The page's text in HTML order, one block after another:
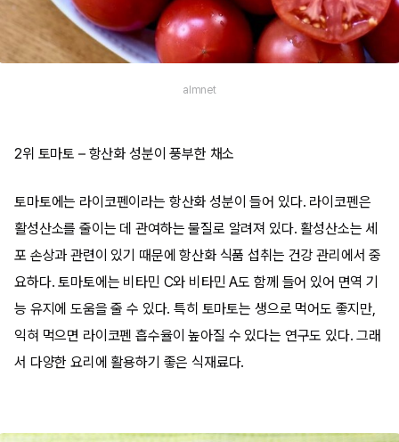
almnet
2위 토마토 – 항산화 성분이 풍부한 채소
토마토에는 라이코펜이라는 항산화 성분이 들어 있다. 라이코펜은
활성산소를 줄이는 데 관여하는 물질로 알려져 있다. 활성산소는 세
포 손상과 관련이 있기 때문에 항산화 식품 섭취는 건강 관리에서 중
요하다. 토마토에는 비타민 C와 비타민 A도 함께 들어 있어 면역 기
능 유지에 도움을 줄 수 있다. 특히 토마토는 생으로 먹어도 좋지만,
익혀 먹으면 라이코펜 흡수율이 높아질 수 있다는 연구도 있다. 그래
서 다양한 요리에 활용하기 좋은 식재료다.